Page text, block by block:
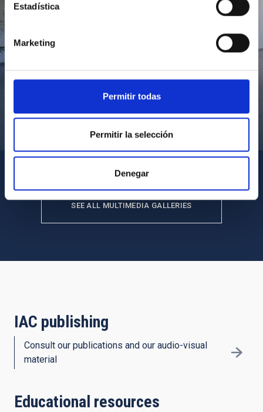
Estadística
Marketing
Permitir todas
Permitir la selección
Denegar
Visita del Presidente de Canarias al IACTEC
SEE ALL MULTIMEDIA GALLERIES
IAC publishing
Consult our publications and our audio-visual
material
Educational resources